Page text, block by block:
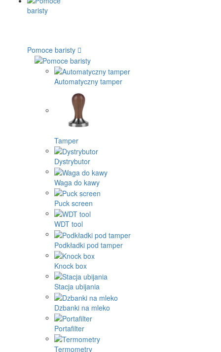
Pomoce baristy
Automatyczny tamper
Tamper
Dystrybutor
Waga do kawy
Puck screen
WDT tool
Podkładki pod tamper
Knock box
Stacja ubijania
Dzbanki na mleko
Portafilter
Termometry